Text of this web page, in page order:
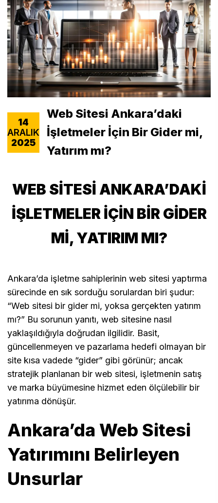
14
ARALIK
2025
Web Sitesi Ankara’daki
İşletmeler İçin Bir Gider mi,
Yatırım mı?
WEB SITESI ANKARA’DAKI
İŞLETMELER İÇIN BIR GIDER
MI, YATIRIM MI?
Ankara’da işletme sahiplerinin web sitesi yaptırma
sürecinde en sık sorduğu sorulardan biri şudur:
“Web sitesi bir gider mi, yoksa gerçekten yatırım
mı?” Bu sorunun yanıtı, web sitesine nasıl
yaklaşıldığıyla doğrudan ilgilidir. Basit,
güncellenmeyen ve pazarlama hedefi olmayan bir
site kısa vadede “gider” gibi görünür; ancak
stratejik planlanan bir web sitesi, işletmenin satış
ve marka büyümesine hizmet eden ölçülebilir bir
yatırıma dönüşür.
Ankara’da Web Sitesi
Yatırımını Belirleyen
Unsurlar